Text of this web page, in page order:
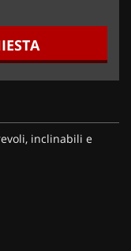
inclinabili e